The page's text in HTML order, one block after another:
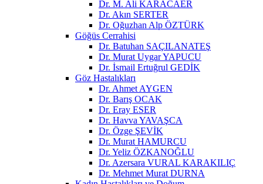
Dr. M. Ali KARACAER
Dr. Akın SERTER
Dr. Oğuzhan Alp ÖZTÜRK
Göğüs Cerrahisi
Dr. Batuhan SAÇILANATEŞ
Dr. Murat Uygar YAPUCU
Dr. İsmail Ertuğrul GEDİK
Göz Hastalıkları
Dr. Ahmet AYGEN
Dr. Barış OCAK
Dr. Eray ESER
Dr. Havva YAVAŞCA
Dr. Özge ŞEVİK
Dr. Murat HAMURCU
Dr. Yeliz ÖZKANOĞLU
Dr. Azersara VURAL KARAKILIÇ
Dr. Mehmet Murat DURNA